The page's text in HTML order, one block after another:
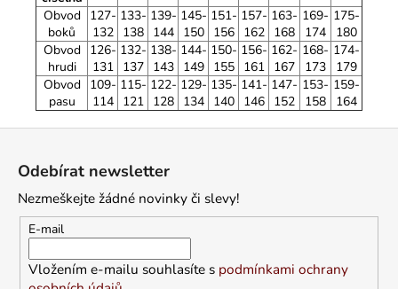
Obvod
boků
127-
132
133-
138
139-
144
145-
150
151-
156
157-
162
163-
168
169-
174
175-
180
Obvod
hrudi
126-
131
132-
137
138-
143
144-
149
150-
155
156-
161
162-
167
168-
173
174-
179
Obvod
pasu
109-
114
115-
121
122-
128
129-
134
135-
140
141-
146
147-
152
153-
158
159-
164
Odebírat newsletter
Nezmeškejte žádné novinky či slevy!
E-mail
Vložením e-mailu souhlasíte s podmínkami ochrany